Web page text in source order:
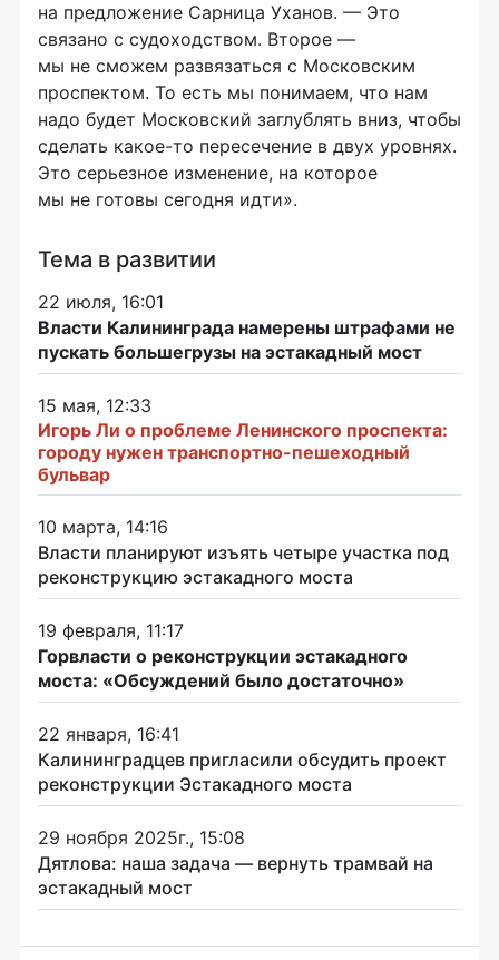
на предложение Сарница Уханов. — Это
связано с судоходством. Второе —
мы не сможем развязаться с Московским
проспектом. То есть мы понимаем, что нам
надо будет Московский заглублять вниз, чтобы
сделать какое-то пересечение в двух уровнях.
Это серьезное изменение, на которое
мы не готовы сегодня идти».
Тема в развитии
22 июля, 16:01
Власти Калининграда намерены штрафами не
пускать большегрузы на эстакадный мост
15 мая, 12:33
Игорь Ли о проблеме Ленинского проспекта:
городу нужен транспортно-пешеходный
бульвар
10 марта, 14:16
Власти планируют изъять четыре участка под
реконструкцию эстакадного моста
19 февраля, 11:17
Горвласти о реконструкции эстакадного
моста: «Обсуждений было достаточно»
22 января, 16:41
Калининградцев пригласили обсудить проект
реконструкции Эстакадного моста
29 ноября 2025г., 15:08
Дятлова: наша задача — вернуть трамвай на
эстакадный мост